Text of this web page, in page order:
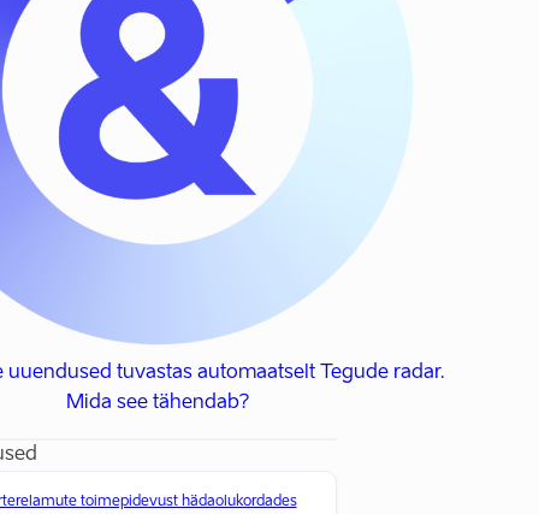
uuendused tuvastas automaatselt Tegude radar.
Mida see tähendab?
toimepidevust hädaolukordades